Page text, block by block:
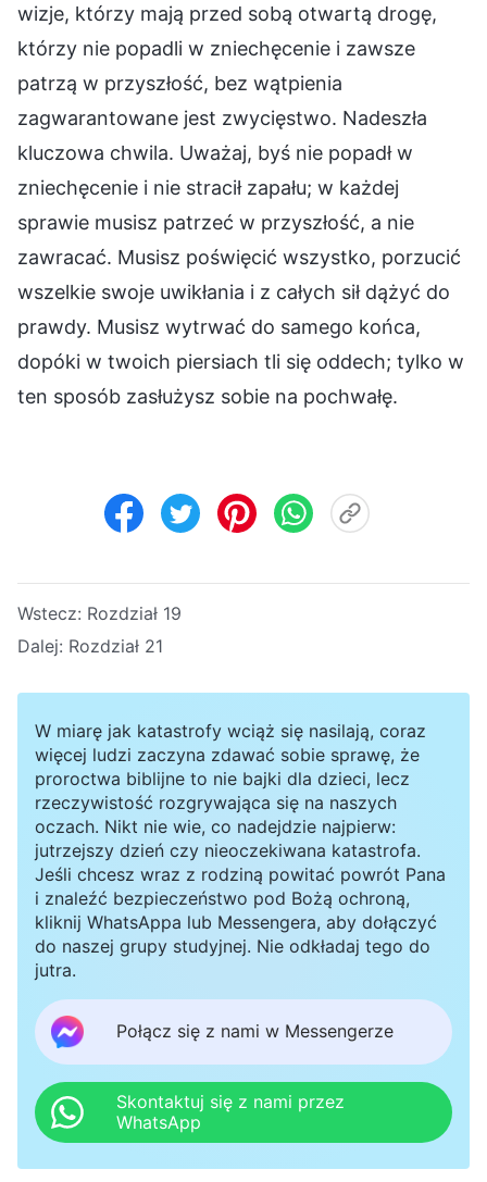
wizje, którzy mają przed sobą otwartą drogę,
którzy nie popadli w zniechęcenie i zawsze
patrzą w przyszłość, bez wątpienia
zagwarantowane jest zwycięstwo. Nadeszła
kluczowa chwila. Uważaj, byś nie popadł w
zniechęcenie i nie stracił zapału; w każdej
sprawie musisz patrzeć w przyszłość, a nie
zawracać. Musisz poświęcić wszystko, porzucić
wszelkie swoje uwikłania i z całych sił dążyć do
prawdy. Musisz wytrwać do samego końca,
dopóki w twoich piersiach tli się oddech; tylko w
ten sposób zasłużysz sobie na pochwałę.
Wstecz: Rozdział 19
Dalej: Rozdział 21
W miarę jak katastrofy wciąż się nasilają, coraz
więcej ludzi zaczyna zdawać sobie sprawę, że
proroctwa biblijne to nie bajki dla dzieci, lecz
rzeczywistość rozgrywająca się na naszych
oczach. Nikt nie wie, co nadejdzie najpierw:
jutrzejszy dzień czy nieoczekiwana katastrofa.
Jeśli chcesz wraz z rodziną powitać powrót Pana
i znaleźć bezpieczeństwo pod Bożą ochroną,
kliknij WhatsAppa lub Messengera, aby dołączyć
do naszej grupy studyjnej. Nie odkładaj tego do
jutra.
Połącz się z nami w Messengerze
Skontaktuj się z nami przez
WhatsApp